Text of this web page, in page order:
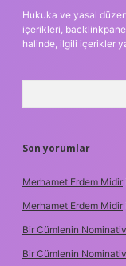
Hukuka ve yasal
içerikleri,
halinde, ilgili içerikler
Son yorumlar
Merhamet Erdem Midir
Merhamet Erdem Midir
Bir Cümlenin
Bir Cümlenin